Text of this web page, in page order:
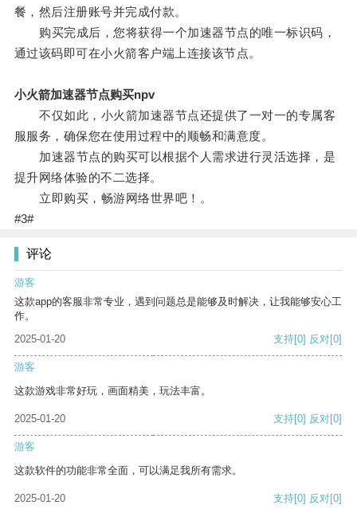
餐，然后注册账号并完成付款。
购买完成后，您将获得一个加速器节点的唯一标识码，
通过该码即可在小火箭客户端上连接该节点。
小火箭加速器节点购买npv
不仅如此，小火箭加速器节点还提供了一对一的专属客
服服务，确保您在使用过程中的顺畅和满意度。
加速器节点的购买可以根据个人需求进行灵活选择，是
提升网络体验的不二选择。
立即购买，畅游网络世界吧！。
#3#
评论
游客
这款app的客服非常专业，遇到问题总是能够及时解决，让我能够安心工
作。
2025-01-20
支持[0] 反对[0]
游客
这款游戏非常好玩，画面精美，玩法丰富。
2025-01-20 支持[0] 反对[0]
游客
这款软件的功能非常全面，可以满足我所有需求。
2025-01-20 支持[0] 反对[0]